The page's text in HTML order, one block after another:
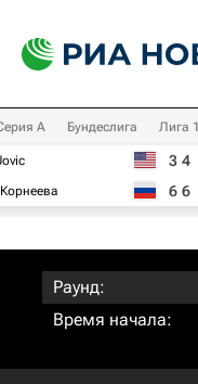
А Бундеслига Лига 1
3 4
6 6
Раунд:
Время начала: